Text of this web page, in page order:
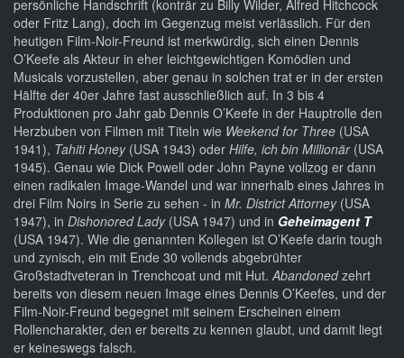
persönliche Handschrift (konträr zu Billy Wilder, Alfred Hitchcock
oder Fritz Lang), doch im Gegenzug meist verlässlich. Für den
heutigen Film-Noir-Freund ist merkwürdig, sich einen Dennis
O’Keefe als Akteur in eher leichtgewichtigen Komödien und
Musicals vorzustellen, aber genau in solchen trat er in der ersten
Hälfte der 40er Jahre fast ausschließlich auf. In 3 bis 4
Produktionen pro Jahr gab Dennis O’Keefe in der Hauptrolle den
Herzbuben von Filmen mit Titeln wie Weekend for Three (USA
1941), Tahiti Honey(USA 1943) oder Hilfe, ich bin Millionär(USA
1945). Genau wie Dick Powell oder John Payne vollzog er dann
einen radikalen Image-Wandel und war innerhalb eines Jahres in
drei Film Noirs in Serie zu sehen - in Mr. District Attorney(USA
1947), in Dishonored Lady(USA 1947) und in Geheimagent T
(USA 1947). Wie die genannten Kollegen ist O’Keefe darin tough
und zynisch, ein mit Ende 30 vollends abgebrühter
Großstadtveteran in Trenchcoat und mit Hut.Abandonedzehrt
bereits von diesem neuen Image eines Dennis O’Keefes, und der
Film-Noir-Freund begegnet mit seinem Erscheinen einem
Rollencharakter, den er bereits zu kennen glaubt, und damit liegt
er keineswegs falsch.